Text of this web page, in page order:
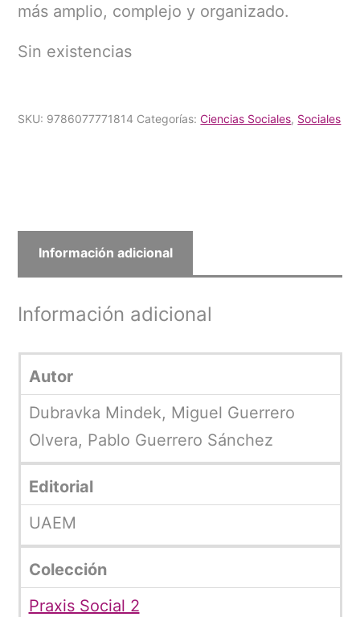
más amplio, complejo y organizado.
Sin existencias
SKU: 9786077771814 Categorías:Ciencias Sociales, Sociales
Información adicional
Información adicional
Autor
Dubravka Mindek, Miguel Guerrero
Olvera, Pablo Guerrero Sánchez
Editorial
UAEM
Colección
Praxis Social 2